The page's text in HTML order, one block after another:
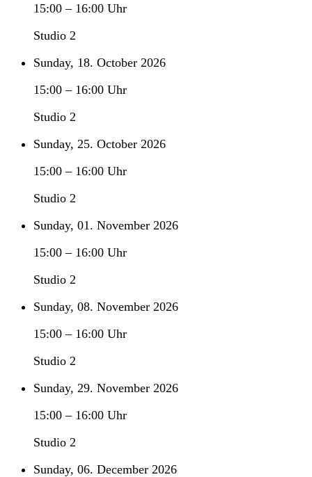
15:00 – 16:00 Uhr
Studio 2
Sunday, 18. October 2026
15:00 – 16:00 Uhr
Studio 2
Sunday, 25. October 2026
15:00 – 16:00 Uhr
Studio 2
Sunday, 01. November 2026
15:00 – 16:00 Uhr
Studio 2
Sunday, 08. November 2026
15:00 – 16:00 Uhr
Studio 2
Sunday, 29. November 2026
15:00 – 16:00 Uhr
Studio 2
Sunday, 06. December 2026